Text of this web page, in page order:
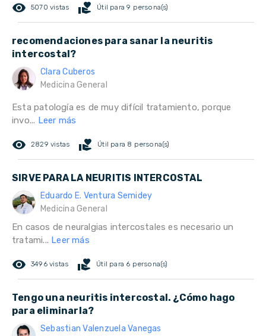
remove_red_eye 5070 vistas volunteer_activism Útil para 9 persona(s)
recomendaciones para sanar la neuritis
intercostal?
Clara Cuberos
Medicina General
Esta patología es de muy difícil tratamiento, porque
invo... Leer más
remove_red_eye 2829 vistas volunteer_activism Útil para 8 persona(s)
SIRVE PARA LA NEURITIS INTERCOSTAL
Eduardo E. Ventura Semidey
Medicina General
En casos de neuralgias intercostales es necesario un
tratami... Leer más
remove_red_eye 3496 vistas volunteer_activism Útil para 6 persona(s)
Tengo una neuritis intercostal. ¿Cómo hago
para eliminarla?
Sebastian Valenzuela Vanegas